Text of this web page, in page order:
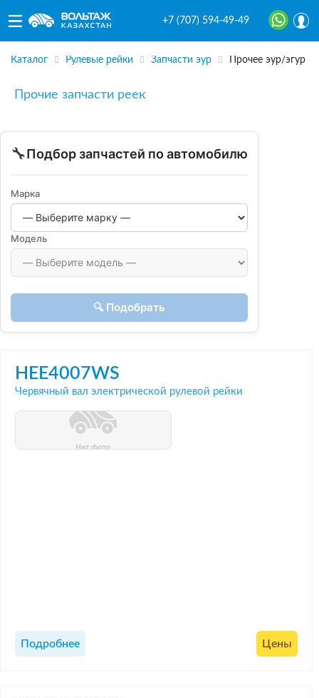
+7 (707) 594-49-49
Каталог Рулевые рейки Запчасти эур Прочее эур/эгур
Прочие запчасти реек
🔧Подбор запчастей по автомобилю
Марка
Модель
🔍 Подобрать
HEE4007WS
Червячный вал электрической рулевой рейки
Подробнее Цены